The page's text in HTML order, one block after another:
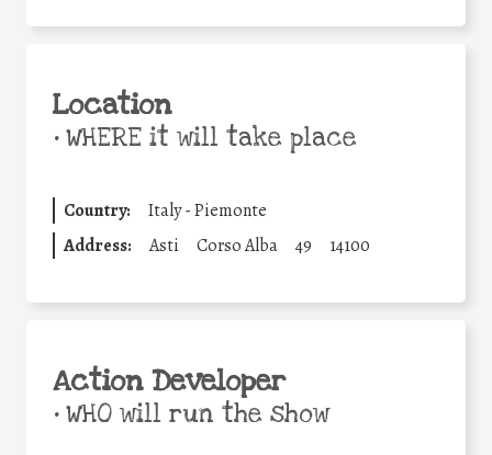
Location
•WHERE it will take place
Country:
Italy - Piemonte
Address:
Asti Corso Alba 49 14100
Action Developer
•WHO will run the show